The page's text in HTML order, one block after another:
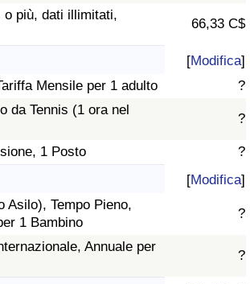
o più, dati illimitati,
66,33 C$
[Modifica]
Mensile per 1 adulto
?
da Tennis (1 ora nel
?
1 Posto ?
[Modifica]
Asilo), Tempo Pieno,
1 Bambino
?
Annuale per
?